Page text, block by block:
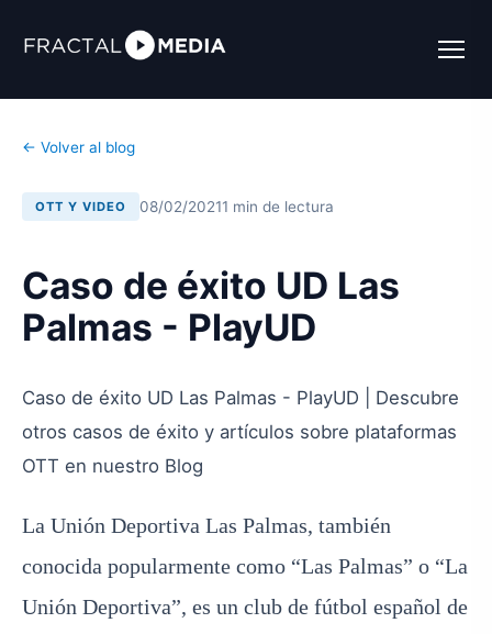
← Volver al blog
OTT Y VIDEO 08/02/20211 min de lectura
Caso de éxito UD Las
Palmas - PlayUD
Caso de éxito UD Las Palmas - PlayUD | Descubre
otros casos de éxito y artículos sobre plataformas
OTT en nuestro Blog
La Unión Deportiva Las Palmas, también
conocida popularmente como “Las Palmas” o “La
Unión Deportiva”, es un club de fútbol español de